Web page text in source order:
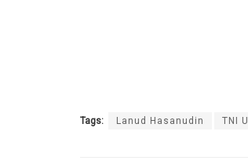
Tags: Lanud Hasanudin TNI U